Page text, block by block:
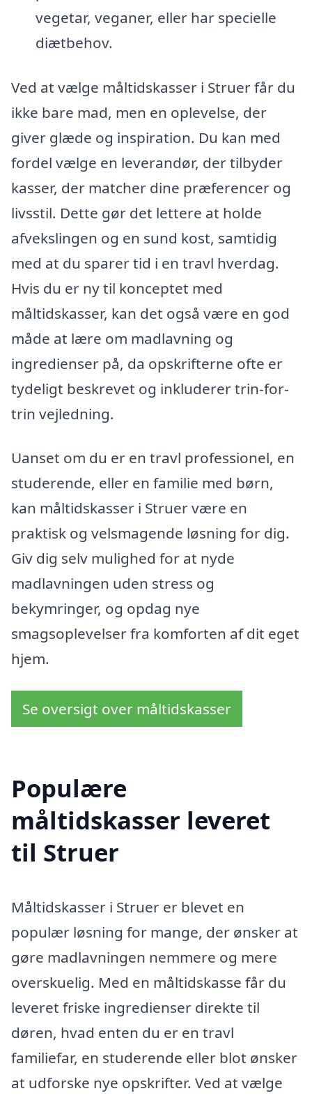
vegetar, veganer, eller har specielle
diætbehov.
Ved at vælge måltidskasser i Struer får du
ikke bare mad, men en oplevelse, der
giver glæde og inspiration. Du kan med
fordel vælge en leverandør, der tilbyder
kasser, der matcher dine præferencer og
livsstil. Dette gør det lettere at holde
afvekslingen og en sund kost, samtidig
med at du sparer tid i en travl hverdag.
Hvis du er ny til konceptet med
måltidskasser, kan det også være en god
måde at lære om madlavning og
ingredienser på, da opskrifterne ofte er
tydeligt beskrevet og inkluderer trin-for-
trin vejledning.
Uanset om du er en travl professionel, en
studerende, eller en familie med børn,
kan måltidskasser i Struer være en
praktisk og velsmagende løsning for dig.
Giv dig selv mulighed for at nyde
madlavningen uden stress og
bekymringer, og opdag nye
smagsoplevelser fra komforten af dit eget
hjem.
Se oversigt over måltidskasser
Populære
måltidskasser leveret
til Struer
Måltidskasser i Struer er blevet en
populær løsning for mange, der ønsker at
gøre madlavningen nemmere og mere
overskuelig. Med en måltidskasse får du
leveret friske ingredienser direkte til
døren, hvad enten du er en travl
familiefar, en studerende eller blot ønsker
at udforske nye opskrifter. Ved at vælge